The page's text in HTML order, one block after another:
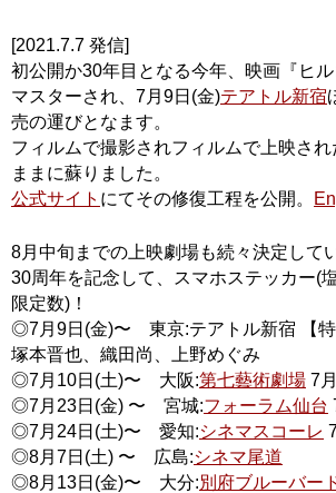
[2021.7.7 発信]
初公開か30年目となる今年、映画『ヒ
マスターされ、7月9日(金)テアトル新宿
売の運びとなます。
フィルムで撮影されフィルムで上映さ
ままに蘇りました。
公式サイト にてその修復工程を公開。
8月中旬までの上映劇場も続々決定して
30周年を記念して、スマホステッカー
限定数)！
◎7月9日(金)〜 東京:テアトル新宿 【特
塚本晋也、織田尚、上野めぐみ
◎7月10日(土)〜 大阪:第七藝術劇場 7
◎7月23日(金)︎︎ 〜 宮城:フォーラム仙台
◎7月24日(土)︎︎〜 愛知:シネマスコーレ
◎8月7日(土) 〜 広島:シネマ尾道
◎8月13日(金)〜 大分:別府ブルーバー